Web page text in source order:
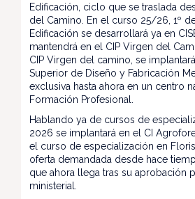
Edificación, ciclo que se traslada
del Camino. En el curso 25/26, 1º
Edificación se desarrollará ya en
mantendrá en el CIP Virgen del
CIP Virgen del camino, se
Superior de Diseño y Fabricación
exclusiva hasta ahora en un centro
Formación Profesional.
Hablando ya de cursos de
2026 se implantará en el CI
el curso de especialización en
oferta demandada desde hace
que ahora llega tras su aprobación
ministerial.